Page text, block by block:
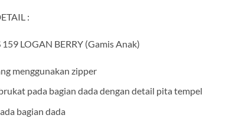
:
LOGAN BERRY (Gamis Anak)
menggunakan zipper
pada bagian dada dengan detail pita tempel
bagian dada